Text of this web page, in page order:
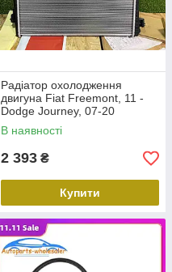
Радіатор охолодження
двигуна Fiat Freemont, 11 -
Dodge Journey, 07-20
радiатор Додж Джорнi 07-
В наявності
2 393 ₴
Купити